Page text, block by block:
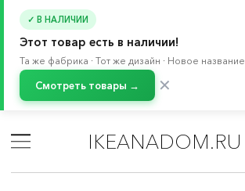
✓ В НАЛИЧИИ
Этот товар есть в наличии!
Та же фабрика · Тот же дизайн · Новое название
Смотреть товары → ✕
IKEANADOM.RU
Крючки, полки, настенные органайзеры
Настенные органайзеры для хранения